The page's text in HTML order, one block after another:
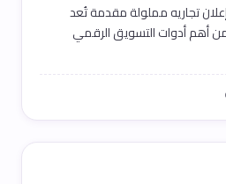
تجاريه مملولة مقدمة تُعد
من أهم أدوات التسويق الرقمي